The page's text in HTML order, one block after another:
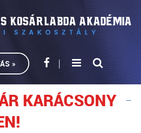
»
KARÁCSONY